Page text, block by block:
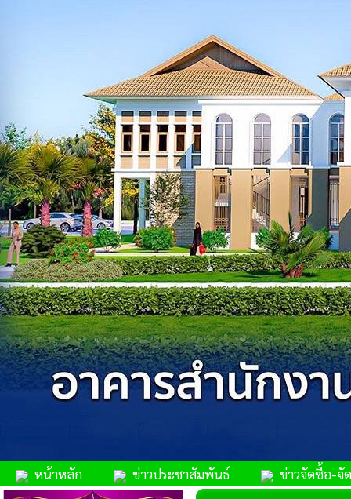
หน้าหลัก ข่าวประชาสัมพันธ์ ข่าวจัดซื้อ-จั